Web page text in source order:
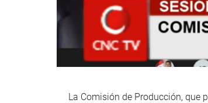
La Comisión de Producción, que